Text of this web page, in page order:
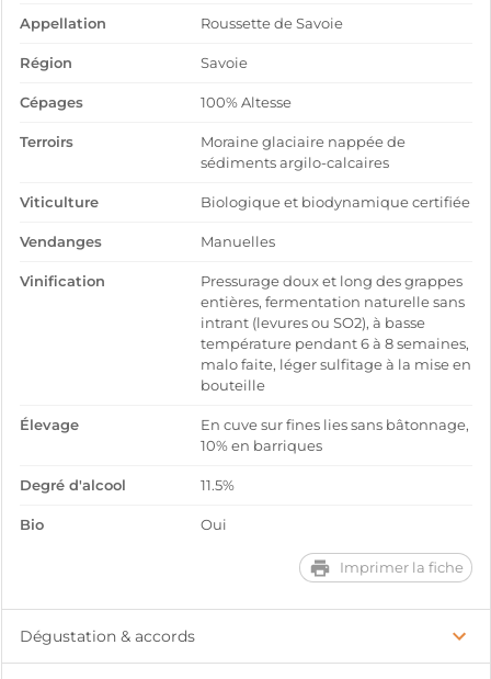
Appellation Roussette de Savoie
Région Savoie
Cépages 100% Altesse
Terroirs
Moraine glaciaire nappée de
sédiments argilo-calcaires
Viticulture Biologique et biodynamique certifiée
Vendanges Manuelles
Vinification
Pressurage doux et long des grappes
entières, fermentation naturelle sans
intrant (levures ou SO2), à basse
température pendant 6 à 8 semaines,
malo faite, léger sulfitage à la mise en
bouteille
Élevage
En cuve sur fines lies sans bâtonnage,
10% en barriques
Degré d'alcool 11.5%
Bio Oui
Imprimer la fiche
Dégustation & accords